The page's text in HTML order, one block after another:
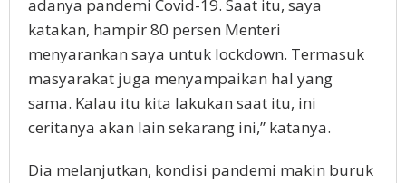
adanya pandemi Covid-19. Saat itu, saya
katakan, hampir 80 persen Menteri
menyarankan saya untuk lockdown. Termasuk
masyarakat juga menyampaikan hal yang
sama. Kalau itu kita lakukan saat itu, ini
ceritanya akan lain sekarang ini,” katanya.
Dia melanjutkan, kondisi pandemi makin buruk